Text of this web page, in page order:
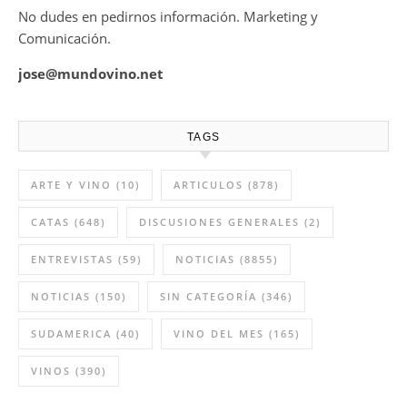
No dudes en pedirnos información. Marketing y
Comunicación.
jose@mundovino.net
TAGS
ARTE Y VINO (10) ARTICULOS (878)
CATAS (648) DISCUSIONES GENERALES (2)
ENTREVISTAS (59) NOTICIAS (8855)
NOTICIAS (150) SIN CATEGORÍA (346)
SUDAMERICA (40) VINO DEL MES (165)
VINOS (390)